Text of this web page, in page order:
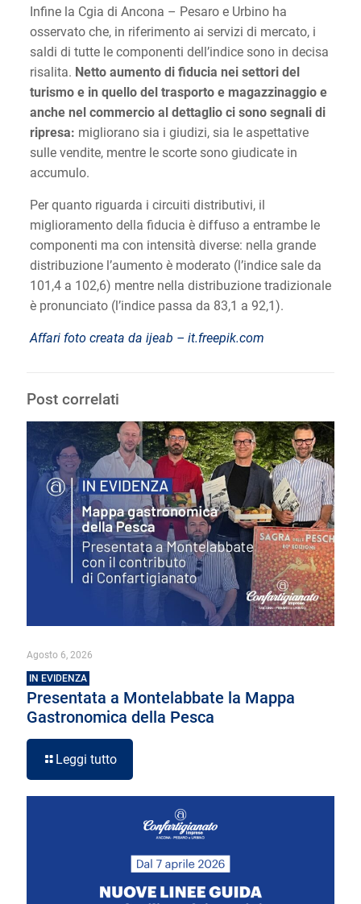
Infine la Cgia di Ancona – Pesaro e Urbino ha
osservato che, in riferimento ai servizi di mercato, i
saldi di tutte le componenti dell’indice sono in decisa
risalita. Netto aumento di fiducia nei settori del
turismo e in quello del trasporto e magazzinaggio e
anche nel commercio al dettaglio ci sono segnali di
ripresa: migliorano sia i giudizi, sia le aspettative
sulle vendite, mentre le scorte sono giudicate in
accumulo.
Per quanto riguarda i circuiti distributivi, il
miglioramento della fiducia è diffuso a entrambe le
componenti ma con intensità diverse: nella grande
distribuzione l’aumento è moderato (l’indice sale da
101,4 a 102,6) mentre nella distribuzione tradizionale
è pronunciato (l’indice passa da 83,1 a 92,1).
Affari foto creata da ijeab – it.freepik.com
Post correlati
Agosto 6, 2026
IN EVIDENZA
Presentata a Montelabbate la Mappa
Gastronomica della Pesca
Leggi tutto